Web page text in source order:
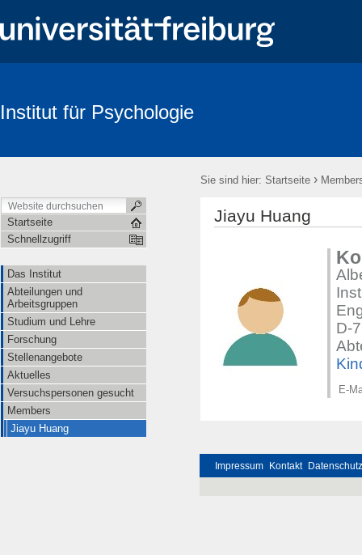
Institut für Psychologie
Sie sind hier: Startseite ›
Startseite
Schnellzugriff
Das Institut
Abteilungen und
Arbeitsgruppen
Studium und Lehre
Forschung
Stellenangebote
Aktuelles
Versuchspersonen gesucht
Members
Jiayu Huang
Jiayu Huang
D-
E-
Impressum Kontakt Datenschutz